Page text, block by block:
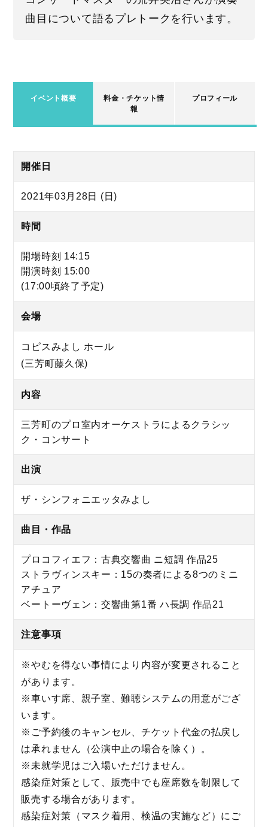
曲目について語るプレトークを行います。
イベント概要
料金・チケット情
報
プロフィール
開催日
2021年03月28日 (日)
時間
開場時刻 14:15
開演時刻 15:00
(17:00頃終了予定)
会場
コピスみよし ホール
(三芳町藤久保)
内容
三芳町のプロ室内オーケストラによるクラシッ
ク・コンサート
出演
ザ・シンフォニエッタみよし
曲目・作品
プロコフィエフ：古典交響曲 ニ短調 作品25
ストラヴィンスキー：15の奏者による8つのミニ
アチュア
ベートーヴェン：交響曲第1番 ハ長調 作品21
注意事項
※やむを得ない事情により内容が変更されること
があります。
※車いす席、親子室、難聴システムの用意がござ
います。
※ご予約後のキャンセル、チケット代金の払戻し
は承れません（公演中止の場合を除く）。
※未就学児はご入場いただけません。
感染症対策として、販売中でも座席数を制限して
販売する場合があります。
感染症対策（マスク着用、検温の実施など）にご